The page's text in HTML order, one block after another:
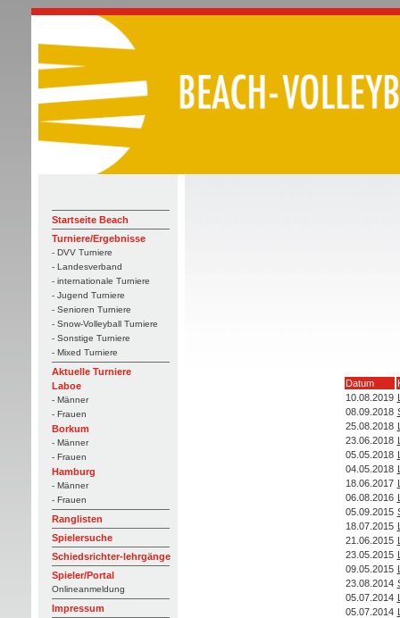
Startseite Beach
Turniere/Ergebnisse
- DVV Turniere
- Landesverband
- internationale Turniere
- Jugend Turniere
- Senioren Turniere
- Snow-Volleyball Turniere
- Sonstige Turniere
- Mixed Turniere
Aktuelle Turniere
Laboe
- Männer
- Frauen
Borkum
- Männer
- Frauen
Hamburg
- Männer
- Frauen
Ranglisten
Spielersuche
Schiedsrichter-lehrgänge
Spieler/Portal
Onlineanmeldung
Impressum
Datum
10.08.2019
08.09.2018
25.08.2018
23.06.2018
05.05.2018
04.05.2018
18.06.2017
06.08.2016
05.09.2015
18.07.2015
21.06.2015
23.05.2015
09.05.2015
23.08.2014
05.07.2014
05.07.2014